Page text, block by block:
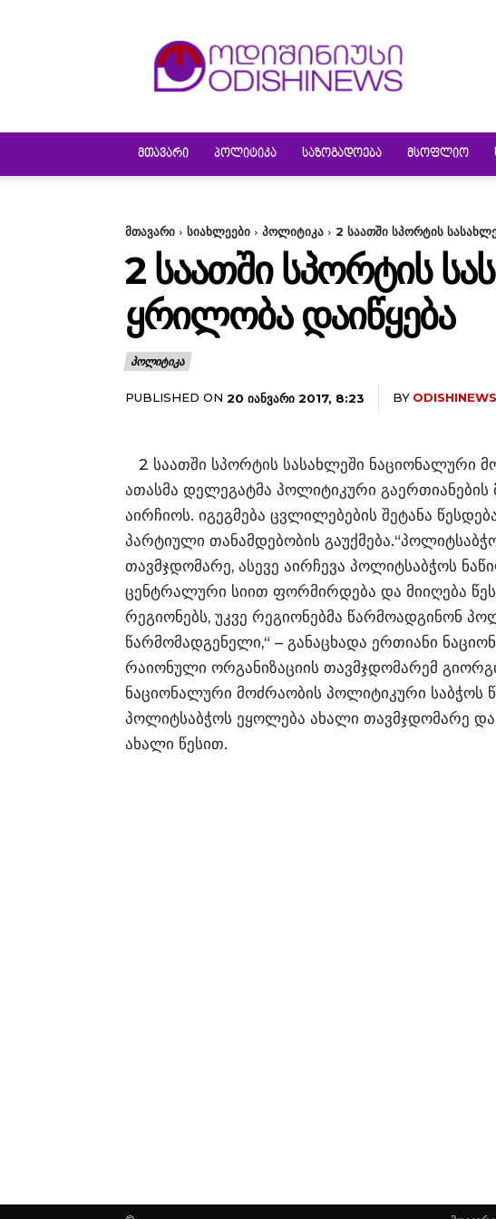
ᲛᲗᲐᲕᲐᲠᲘ ᲞᲝᲚᲘᲢᲘᲙᲐ ᲡᲐᲖᲝᲒᲐᲓᲝᲔᲑᲐ ᲛᲡᲝᲤᲚᲘᲝ
მთავარი სიახლეები პოლიტიკა 2 საათში სპორტის
2 ᲡᲐᲐᲗᲨᲘ ᲡᲞᲝᲠᲢᲘᲡ
ᲧᲠᲘᲚᲝᲑᲐ ᲓᲐᲘᲬᲧᲔᲑᲐ
ᲞᲝᲚᲘᲢᲘᲙᲐ
PUBLISHED ON 20 ᲘᲐᲜᲕᲐᲠᲘ 2017, 8:23 BY
2 საათში სპორტის სასახლეში ნაციონალური
ათასმა დელეგატმა პოლიტიკური
აირჩიოს. იგეგმება ცვლილებების შეტანა
პარტიული თანამდებობის
თავმჯდომარე, ასევე აირჩევა პოლიტსაბჭოს
ცენტრალური სიით ფორმირდება და მიიღება
რეგიონებს, უკვე რეგიონებმა წარმოადგინონ
წარმომადგენელი,“ – განაცხადა ერთიანი
რაიონული ორგანიზაციის თავმჯდომარემ
ნაციონალური მოძრაობის პოლიტიკური საბჭოს
პოლიტსაბჭოს ეყოლება ახალი თავმჯდომარე და
ახალი წესით.